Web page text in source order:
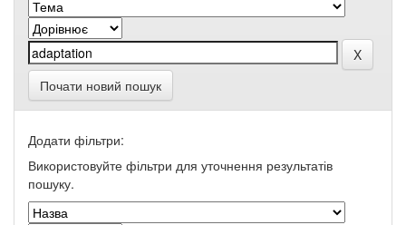
Почати новий пошук
Додати фільтри:
Використовуйте фільтри для уточнення результатів
пошуку.